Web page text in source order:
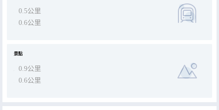
0.5公里
0.6公里
景點
0.9公里
0.6公里